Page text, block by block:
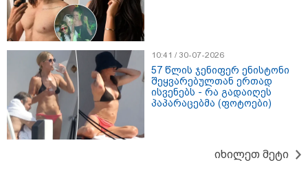
23:40 / 07-08-2026
განგაშის წითელი დონე
გამოაცხადა
22:45 / 07-08-2026
14 წლის მოზარდმა საკუთარი
პაპა და ბებია მოკლა, შემდეგ კი
დეტალები ხდება ცნობილი
10:41 / 30-07-2026
57 წლის ჯენიფერ ენისტონი
შეყვარებულთან ერთად
ისვენებს - რა გადაიღეს
პაპარაცებმა (ფოტოები)
იხილეთ მეტი